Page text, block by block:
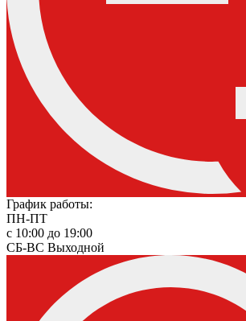
График работы:
ПН-ПТ
с 10:00 до 19:00
СБ-ВС Выходной